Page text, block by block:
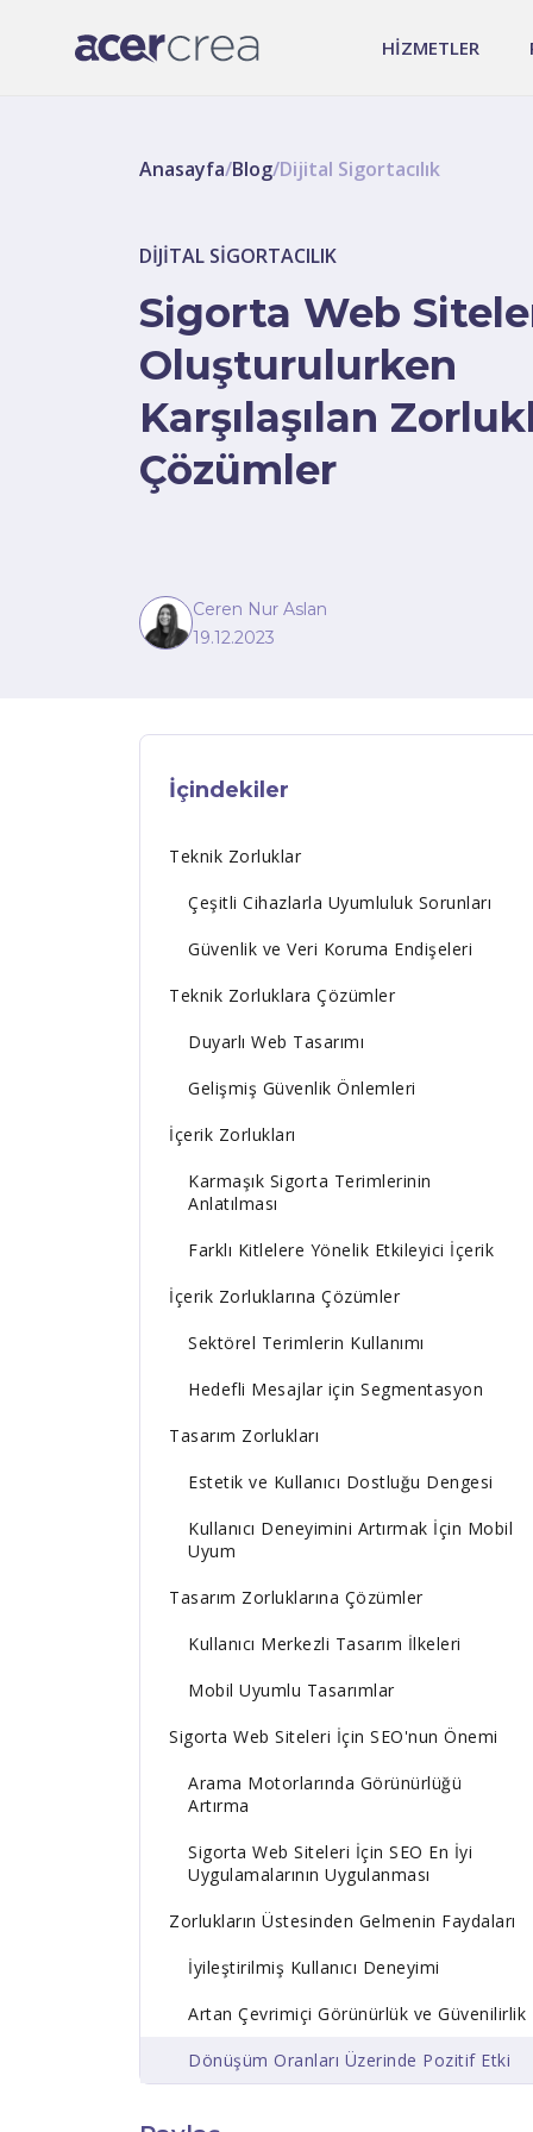
HİZMETLER
Anasayfa/Blog/Dijital Sigortacılık
DIJITAL SIGORTACILIK
Sigorta Web
Oluşturulurken
Karşılaşılan
Çözümler
Ceren Nur Aslan
19.12.2023
İçindekiler
Teknik Zorluklar
Çeşitli Cihazlarla Uyumluluk Sorunları
Güvenlik ve Veri Koruma Endişeleri
Teknik Zorluklara Çözümler
Duyarlı Web Tasarımı
Gelişmiş Güvenlik Önlemleri
İçerik Zorlukları
Karmaşık Sigorta Terimlerinin
Anlatılması
Farklı Kitlelere Yönelik Etkileyici İçerik
İçerik Zorluklarına Çözümler
Sektörel Terimlerin Kullanımı
Hedefli Mesajlar için Segmentasyon
Tasarım Zorlukları
Estetik ve Kullanıcı Dostluğu Dengesi
Kullanıcı Deneyimini Artırmak İçin Mobil
Uyum
Tasarım Zorluklarına Çözümler
Kullanıcı Merkezli Tasarım İlkeleri
Mobil Uyumlu Tasarımlar
Sigorta Web Siteleri İçin SEO'nun Önemi
Arama Motorlarında Görünürlüğü
Artırma
Sigorta Web Siteleri İçin SEO En İyi
Uygulamalarının Uygulanması
Zorlukların Üstesinden Gelmenin Faydaları
İyileştirilmiş Kullanıcı Deneyimi
Artan Çevrimiçi Görünürlük ve Güvenilirlik
Dönüşüm Oranları Üzerinde Pozitif Etki